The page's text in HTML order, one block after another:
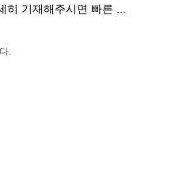
기재해주시면 빠른 ...
.